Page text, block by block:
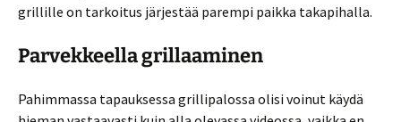
grillille on tarkoitus järjestää parempi paikka takapihalla.
Parvekkeella grillaaminen
Pahimmassa tapauksessa grillipalossa olisi voinut käydä